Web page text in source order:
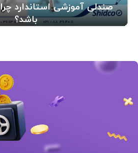
صندلی آموزشی استاندارد
باشد؟